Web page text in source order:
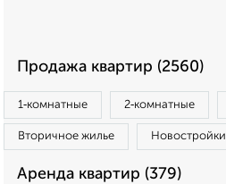
Продажа квартир (2560)
1‑комнатные 2‑комнатные
Вторичное жилье Новостройки
Аренда квартир (379)